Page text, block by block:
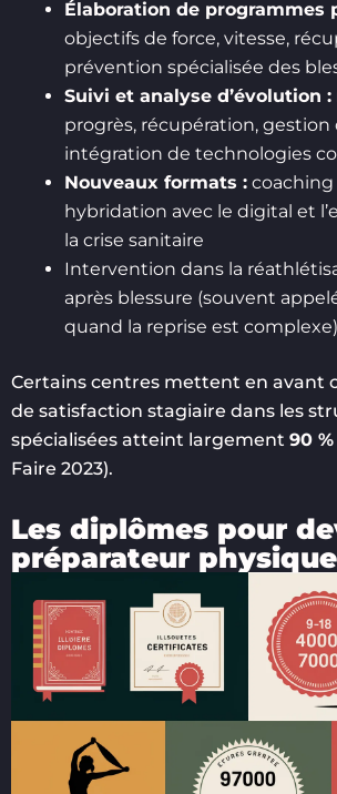
Élaboration de programmes
objectifs de force, vitesse,
prévention spécialisée des
Suivi et analyse d’évolution :
progrès, récupération, gestion
intégration de technologies
Nouveaux formats : coaching
hybridation avec le digital et
la crise sanitaire
Intervention dans la
après blessure (souvent
quand la reprise est complexe)
Certains centres mettent en avant
de satisfaction stagiaire dans les
spécialisées atteint largement 90 %
Faire 2023).
Les diplômes pour
préparateur physique